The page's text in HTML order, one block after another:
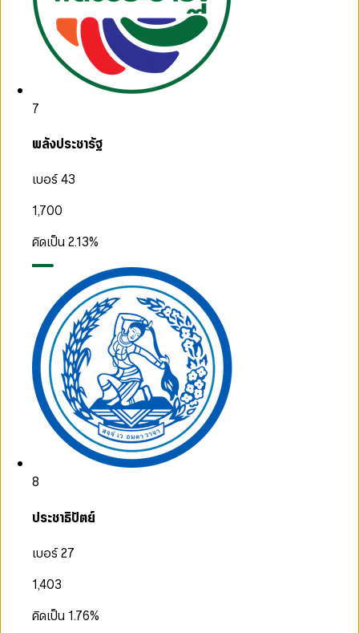
7
พลังประชารัฐ
เบอร์ 43
1,700
คิดเป็น2.13%
8
ประชาธิปัตย์
เบอร์ 27
1,403
คิดเป็น 1.76%